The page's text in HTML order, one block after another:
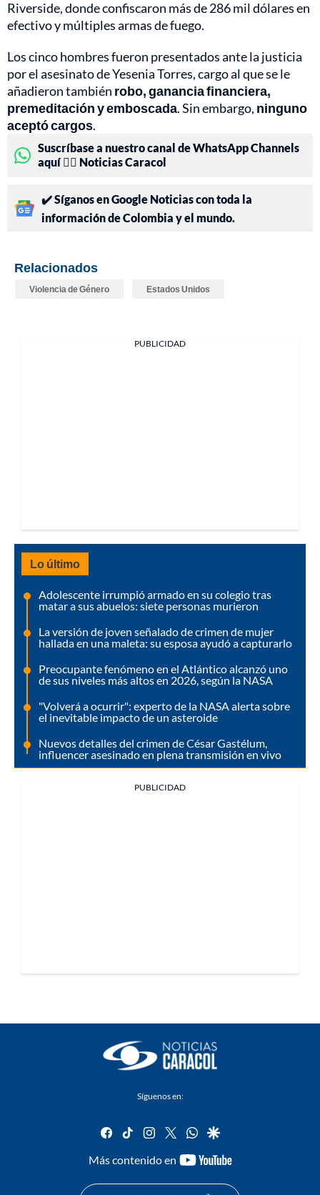
Riverside, donde confiscaron más de 286 mil dólares en
efectivo y múltiples armas de fuego.
Los cinco hombres fueron presentados ante la justicia
por el asesinato de Yesenia Torres, cargo al que se le
añadieron también robo, ganancia financiera,
premeditación y emboscada. Sin embargo, ninguno
aceptó cargos.
Suscríbase a nuestro canal de WhatsApp Channels
aquí 👉🏻 Noticias Caracol
✔️ Síganos en Google Noticias con toda la
información de Colombia y el mundo.
Relacionados
Violencia de Género Estados Unidos
PUBLICIDAD
Lo último
Adolescente irrumpió armado en su colegio tras
matar a sus abuelos: siete personas murieron
La versión de joven señalado de crimen de mujer
hallada en una maleta: su esposa ayudó a capturarlo
Preocupante fenómeno en el Atlántico alcanzó uno
de sus niveles más altos en 2026, según la NASA
"Volverá a ocurrir": experto de la NASA alerta sobre
el inevitable impacto de un asteroide
Nuevos detalles del crimen de César Gastélum,
influencer asesinado en plena transmisión en vivo
PUBLICIDAD
Síguenos en:
facebook
tiktok instagram
twitterwhatsapp
google
Más contenido en
youtube-